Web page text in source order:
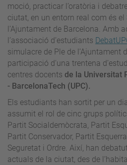
moció, practicar l’oratòria i
ciutat, en un entorn real com és el
l’Ajuntament de Barcelona. Amb
l’associació d’estudiants
simulacre de Ple de l’Ajuntament
participació d'una trentena
centres docents de la Universitat
- BarcelonaTech (UPC).
Els estudiants han sortit per un
assumit el rol de cinc grups
Partit Socialdemòcrata, Partit
Partit Conservador, Partit
Seguretat i Ordre. Així, han
actuals de la ciutat, des de